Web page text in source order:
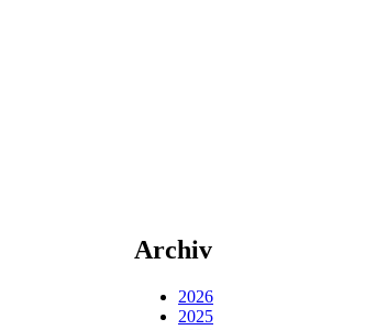
Archiv
2026
2025